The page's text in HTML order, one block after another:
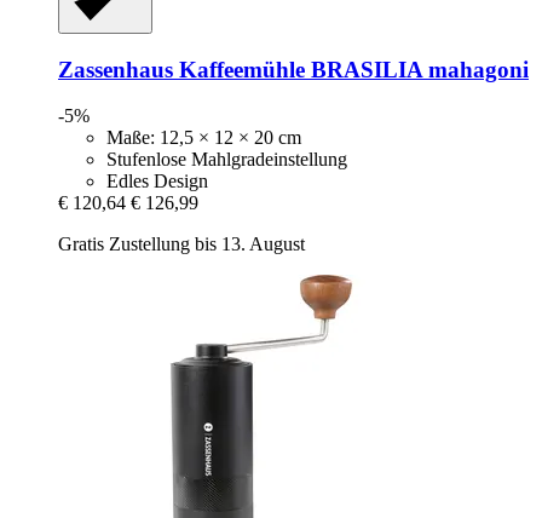
Zassenhaus Kaffeemühle BRASILIA mahagoni
-5%
Maße: 12,5 × 12 × 20 cm
Stufenlose Mahlgradeinstellung
Edles Design
€ 120,64 € 126,99
Gratis Zustellung bis 13. August